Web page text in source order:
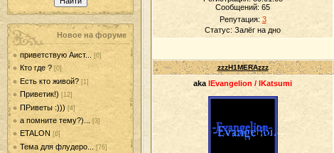
Новое на форуме
приветствую Аист... [0]
Кто где ? [0]
Есть кто живой? [1]
Приветик!) [12]
ПРиветы :))) [4]
а помните тему?)... [3]
ETALON [6]
Тема для флудеро... [76]
Сообщений: 65
Репутация: 3
Статус: Залёг на дно
zzzH1MERAzzz
aka lEvangelion / lKatsumi